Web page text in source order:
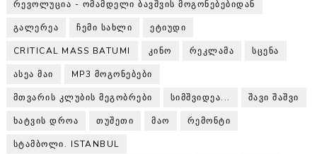
ᲠᲔᲕᲝᲚᲣᲪᲘᲐ - ᲝᲛᲐᲛᲓᲔᲚᲘ ᲑᲐᲕᲨᲕᲘᲡ ᲛᲝᲒᲝᲜᲔᲑᲔᲑᲘᲓᲐᲜ
ᲒᲐᲚᲔᲠᲔᲐ ᲩᲔᲛᲘ ᲡᲐᲮᲚᲘ ᲔᲢᲘᲣᲓᲘ
CRITICAL MASS BATUMI ᲙᲘᲜᲝ ᲠᲔᲙᲚᲐᲛᲐ ᲡᲪᲔᲜᲐ
ᲐᲡᲔᲐ ᲛᲐᲘ MP3 ᲛᲝᲒᲝᲜᲔᲑᲔᲑᲘ
ᲛᲗᲕᲐᲠᲘᲡ ᲙᲚᲣᲑᲘᲡ ᲛᲔᲒᲝᲑᲠᲔᲑᲘ ᲡᲘᲛᲨᲕᲘᲓᲔᲐ... ᲨᲐᲕᲘ ᲨᲐᲨᲕᲘ
ᲮᲐᲢᲕᲘᲡ ᲓᲠᲝᲐ ᲗᲣᲨᲔᲗᲘ ᲛᲐᲝ ᲠᲔᲛᲝᲜᲢᲘ
ᲡᲢᲐᲛᲑᲝᲚᲘ. ISTANBUL